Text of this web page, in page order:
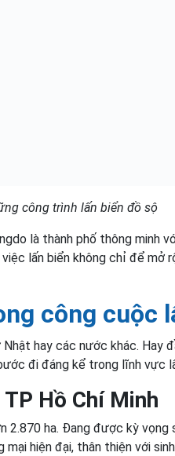
công trình lấn biển đồ sộ
là thành phố thông minh
lấn biển không chỉ để mở
công cuộc
Nhật hay các nước khác.
đi đáng kể trong lĩnh vực
Hồ Chí Minh
2.870 ha. Đang được kỳ
hiện đại, thân thiện với